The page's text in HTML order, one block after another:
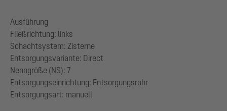
Ausführung
Fließrichtung: links
Schachtsystem: Zisterne
Entsorgungsvariante: Direct
Nenngröße (NS): 7
Entsorgungseinrichtung: Entsorgungsrohr
Entsorgungsart: manuell